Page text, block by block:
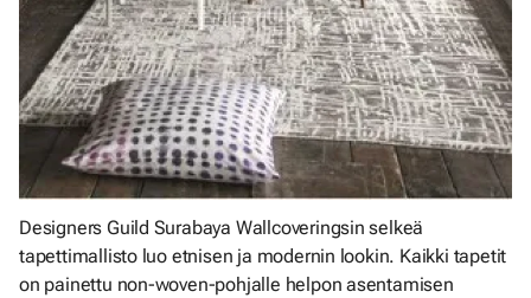
Designers Guild Surabaya Wallcoveringsin selkeä
tapettimallisto luo etnisen ja modernin lookin. Kaikki tapetit
on painettu non-woven-pohjalle helpon asentamisen